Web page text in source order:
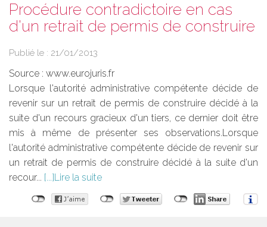
Procédure contradictoire en cas
d'un retrait de permis de construire
Publié le : 21/01/2013
Source : www.eurojuris.fr
Lorsque l'autorité administrative compétente décide de
revenir sur un retrait de permis de construire décidé à la
suite d'un recours gracieux d'un tiers, ce dernier doit être
mis à même de présenter ses observations.Lorsque
l'autorité administrative compétente décide de revenir sur
un retrait de permis de construire décidé à la suite d'un
recour...
Lire la suite